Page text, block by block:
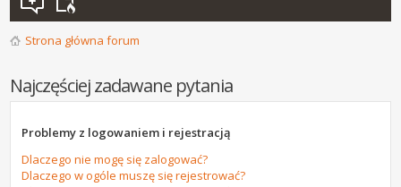
Strona główna forum
Najczęściej zadawane pytania
Problemy z logowaniem i rejestracją
Dlaczego nie mogę się zalogować?
Dlaczego w ogóle muszę się rejestrować?